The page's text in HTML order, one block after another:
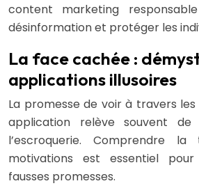
content marketing
désinformation et protéger les
La face cachée :
applications illusoires
La promesse de voir à travers
application relève souvent de
l’escroquerie. Comprendre
motivations est essentiel
fausses promesses.